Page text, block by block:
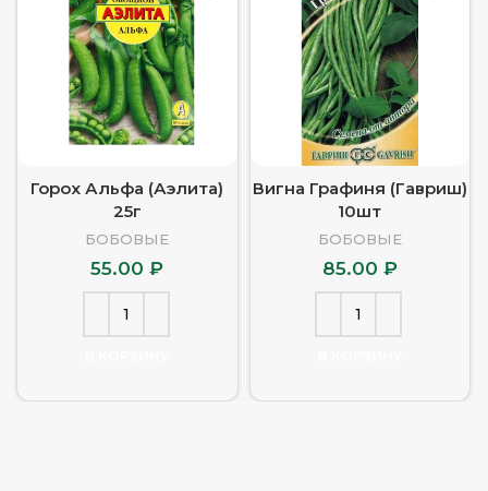
Горох Альфа (Аэлита)
25г
БОБОВЫЕ
55.00₽
Вигна Графиня (Гавриш)
10шт
БОБОВЫЕ
85.00 ₽